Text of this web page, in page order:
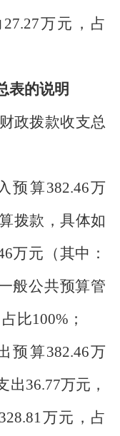
万元，占
表的说明
政拨款收支总
预算382.46万
拨款，具体如
万元（其中：
般公共预算管
比100%；
预算382.46万
36.77万元，
万元，占